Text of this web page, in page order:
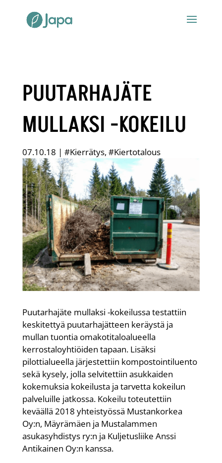
PUUTARHAJÄTE
MULLAKSI -KOKEILU
07.10.18 | #Kierrätys, #Kiertotalous
Puutarhajäte mullaksi -kokeilussa testattiin
keskitettyä puutarhajätteen keräystä ja
mullan tuontia omakotitaloalueella
kerrostaloyhtiöiden tapaan. Lisäksi
pilottialueella järjestettiin kompostointiluento
sekä kysely, jolla selvitettiin asukkaiden
kokemuksia kokeilusta ja tarvetta kokeilun
palveluille jatkossa. Kokeilu toteutettiin
keväällä 2018 yhteistyössä Mustankorkea
Oy:n, Mäyrämäen ja Mustalammen
asukasyhdistys ry:n ja Kuljetusliike Anssi
Antikainen Oy:n kanssa.